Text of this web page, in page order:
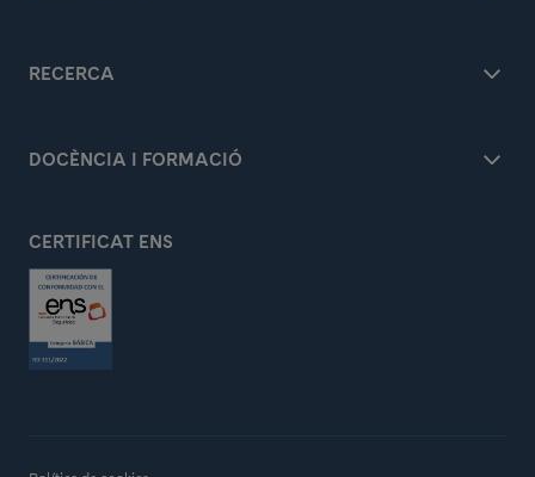
RECERCA
DOCÈNCIA I FORMACIÓ
CERTIFICAT ENS